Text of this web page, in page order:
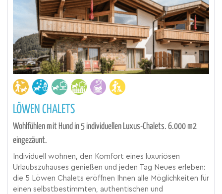
LÖWEN CHALETS
Wohlfühlen mit Hund in 5 individuellen Luxus-Chalets. 6.000 m2
eingezäunt.
Individuell wohnen, den Komfort eines luxuriösen
Urlaubszuhauses genießen und jeden Tag Neues erleben:
die 5 Löwen Chalets eröffnen Ihnen alle Möglichkeiten für
einen selbstbestimmten, authentischen und